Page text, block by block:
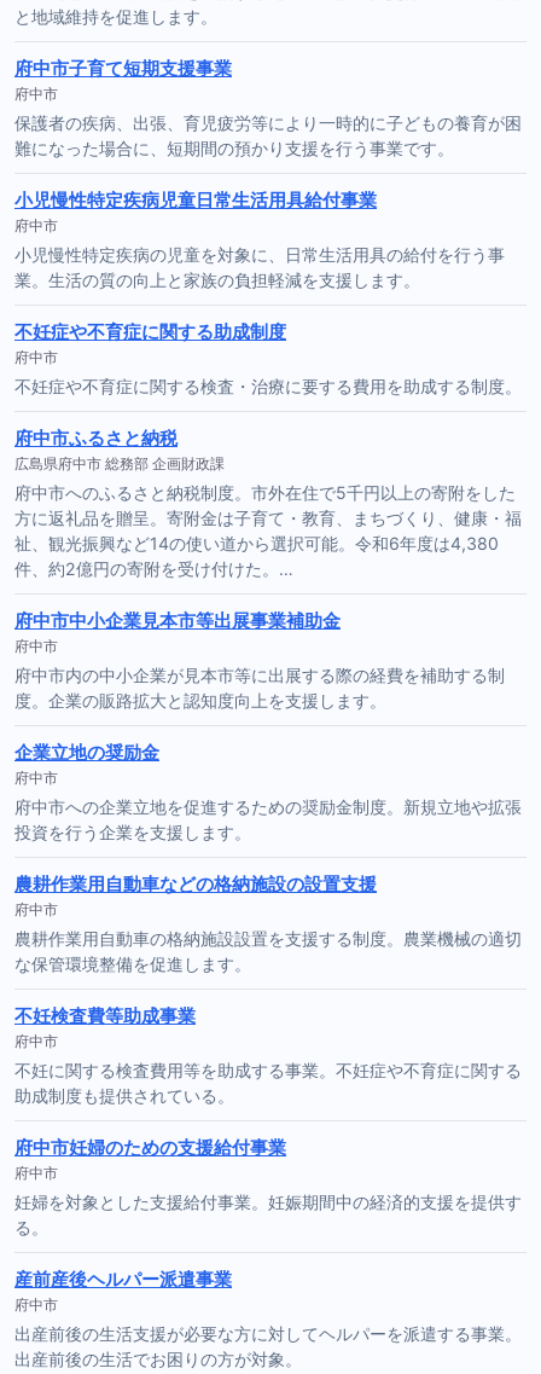
と地域維持を促進します。
府中市子育て短期支援事業
府中市
保護者の疾病、出張、育児疲労等により一時的に子どもの養育が困
難になった場合に、短期間の預かり支援を行う事業です。
小児慢性特定疾病児童日常生活用具給付事業
府中市
小児慢性特定疾病の児童を対象に、日常生活用具の給付を行う事
業。生活の質の向上と家族の負担軽減を支援します。
不妊症や不育症に関する助成制度
府中市
不妊症や不育症に関する検査・治療に要する費用を助成する制度。
府中市ふるさと納税
広島県府中市 総務部 企画財政課
府中市へのふるさと納税制度。市外在住で5千円以上の寄附をした
方に返礼品を贈呈。寄附金は子育て・教育、まちづくり、健康・福
祉、観光振興など14の使い道から選択可能。令和6年度は4,380
件、約2億円の寄附を受け付けた。…
府中市中小企業見本市等出展事業補助金
府中市
府中市内の中小企業が見本市等に出展する際の経費を補助する制
度。企業の販路拡大と認知度向上を支援します。
企業立地の奨励金
府中市
府中市への企業立地を促進するための奨励金制度。新規立地や拡張
投資を行う企業を支援します。
農耕作業用自動車などの格納施設の設置支援
府中市
農耕作業用自動車の格納施設設置を支援する制度。農業機械の適切
な保管環境整備を促進します。
不妊検査費等助成事業
府中市
不妊に関する検査費用等を助成する事業。不妊症や不育症に関する
助成制度も提供されている。
府中市妊婦のための支援給付事業
府中市
妊婦を対象とした支援給付事業。妊娠期間中の経済的支援を提供す
る。
産前産後ヘルパー派遣事業
府中市
出産前後の生活支援が必要な方に対してヘルパーを派遣する事業。
出産前後の生活でお困りの方が対象。